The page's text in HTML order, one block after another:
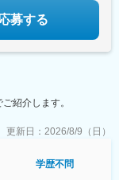
櫛ケ浜駅、府中駅(徳
根駅、高城駅、杵築
募する
紹介します。
更新日： 2026/8/9（日）
学歴不問